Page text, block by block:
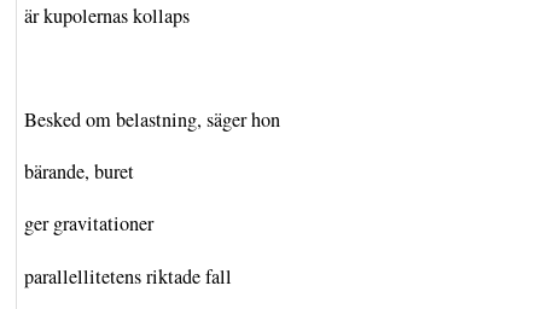
är kupolernas kollaps
Besked om belastning, säger hon
bärande, buret
ger gravitationer
parallellitetens riktade fall